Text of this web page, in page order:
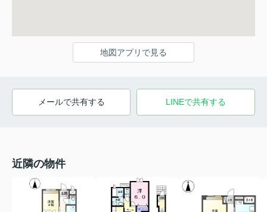
地図アプリで見る
メールで共有する LINEで共有する
近隣の物件